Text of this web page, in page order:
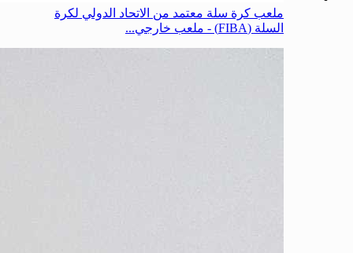
ملعب كرة سلة معتمد من الاتحاد الدولي لكرة
السلة (FIBA) - ملعب خارجي...